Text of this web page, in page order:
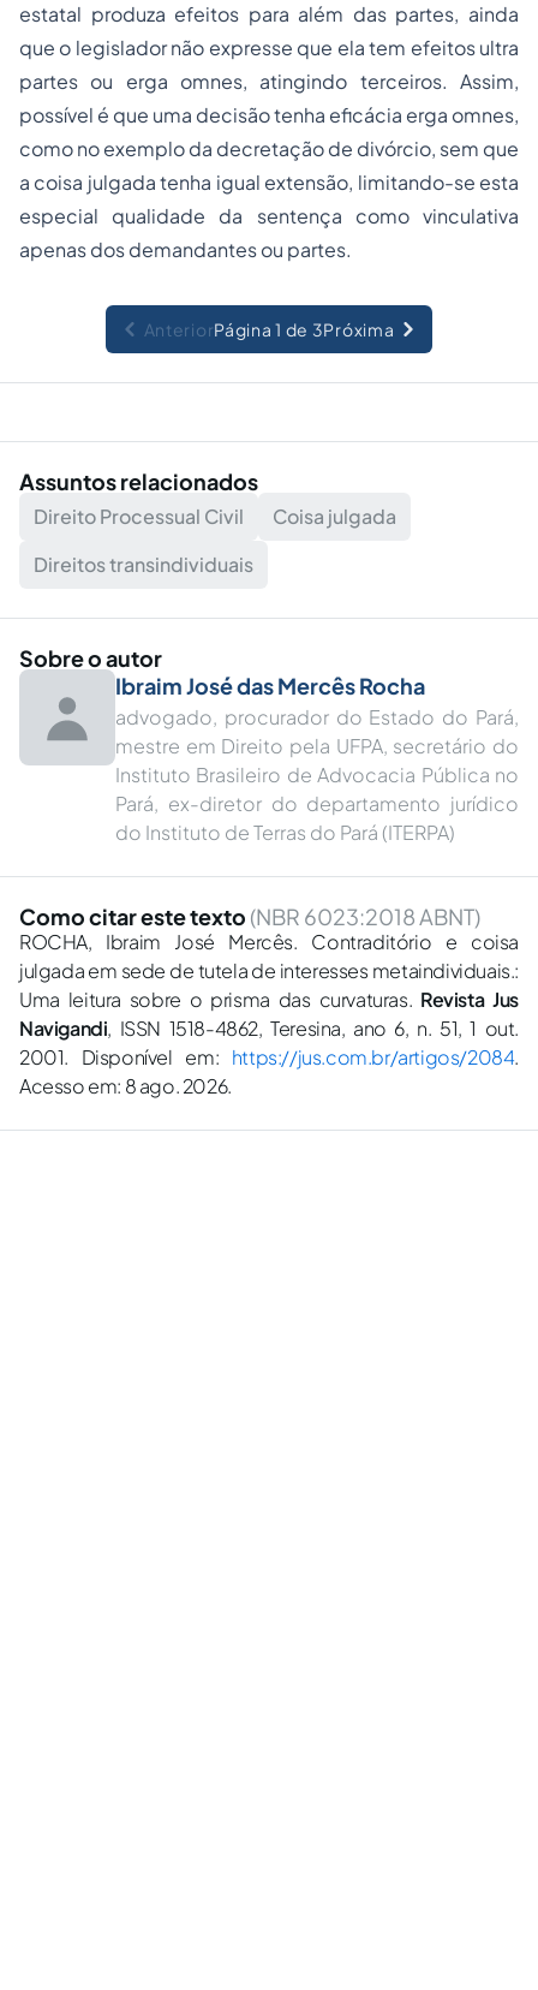
estatal produza efeitos para além das partes, ainda
que o legislador não expresse que ela tem efeitosultra
partes ou erga omnes, atingindo terceiros. Assim,
possível é que uma decisão tenha eficácia erga omnes,
como no exemplo da decretação de divórcio, sem que
a coisa julgada tenha igual extensão, limitando-se esta
especial qualidade da sentença como vinculativa
apenas dos demandantes ou partes.
AnteriorPágina 1 de 3Próxima
Assuntos relacionados
Direito Processual Civil
Coisa julgada
Direitos transindividuais
Sobre o autor
Ibraim José das Mercês Rocha
advogado, procurador do Estado do Pará,
mestre em Direito pela UFPA, secretário do
Instituto Brasileiro de Advocacia Pública no
Pará, ex-diretor do departamento jurídico
do Instituto de Terras do Pará (ITERPA)
Como citar este texto (NBR 6023:2018 ABNT)
ROCHA, Ibraim José Mercês. Contraditório e coisa
julgada em sede de tutela de interesses metaindividuais.:
Uma leitura sobre o prisma das curvaturas. Revista Jus
Navigandi, ISSN 1518-4862, Teresina, ano 6, n. 51, 1 out.
2001. Disponível em: https://jus.com.br/artigos/2084.
Acesso em: 8 ago. 2026.